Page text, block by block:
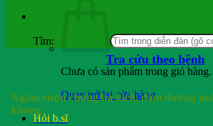
Chưa có sản phẩm trong giỏ hàng.
Quay trở lại cửa hàng
Hỏi b.sĩ
Tìm:
Tra cứu theo bệnh
Ngâm rượu chung ba kích, dâm dương
không